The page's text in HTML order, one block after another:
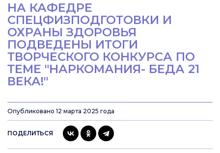
НА КАФЕДРЕ
СПЕЦФИЗПОДГОТОВКИ И
ОХРАНЫ ЗДОРОВЬЯ
ПОДВЕДЕНЫ ИТОГИ
ТВОРЧЕСКОГО КОНКУРСА ПО
ТЕМЕ "НАРКОМАНИЯ- БЕДА 21
ВЕКА!"
Опубликовано 12 марта 2025 года
ПОДЕЛИТЬСЯ